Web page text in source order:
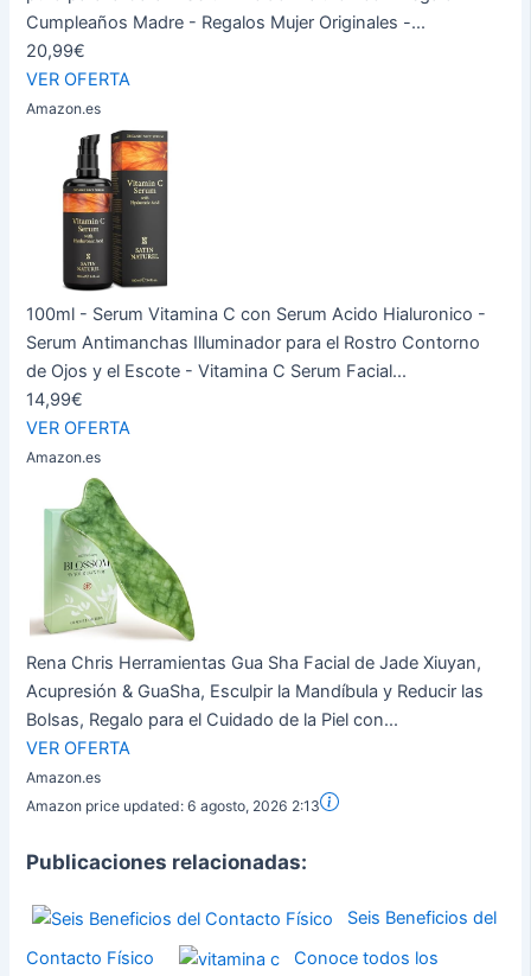
Cumpleaños Madre - Regalos Mujer Originales -...
20,99€
VER OFERTA
Amazon.es
100ml - Serum Vitamina C con Serum Acido Hialuronico -
Serum Antimanchas Illuminador para el Rostro Contorno
de Ojos y el Escote - Vitamina C Serum Facial...
14,99€
VER OFERTA
Amazon.es
Rena Chris Herramientas Gua Sha Facial de Jade Xiuyan,
Acupresión & GuaSha, Esculpir la Mandíbula y Reducir las
Bolsas, Regalo para el Cuidado de la Piel con...
VER OFERTA
Amazon.es
Amazon price updated:6 agosto, 2026 2:13
Publicaciones relacionadas:
Seis Beneficios del
Contacto Físico
Conoce todos los